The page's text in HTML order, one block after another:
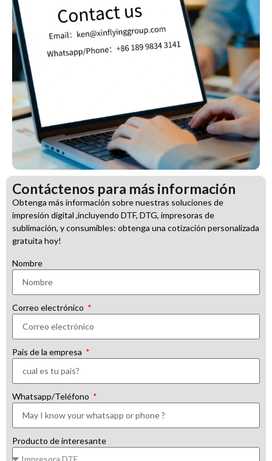
Contáctenos para más información
Obtenga más información sobre nuestras soluciones de
impresión digital ,incluyendo DTF, DTG, impresoras de
sublimación, y consumibles: obtenga una cotización personalizada
gratuita hoy!
Nombre
Correo electrónico
País de la empresa
Whatsapp/Teléfono
Producto de interesante